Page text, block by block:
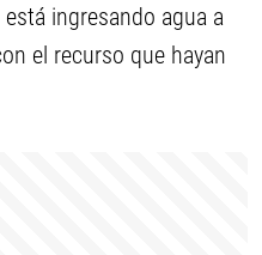
ingresando agua a
el recurso que hayan